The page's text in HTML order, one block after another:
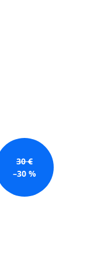
30 €
–30 %